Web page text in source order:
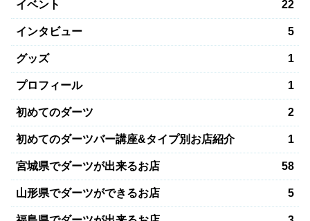
イベント 22
インタビュー 5
グッズ 1
プロフィール 1
初めてのダーツ 2
初めてのダーツバー講座&タイプ別お店紹介 1
宮城県でダーツが出来るお店 58
山形県でダーツができるお店 5